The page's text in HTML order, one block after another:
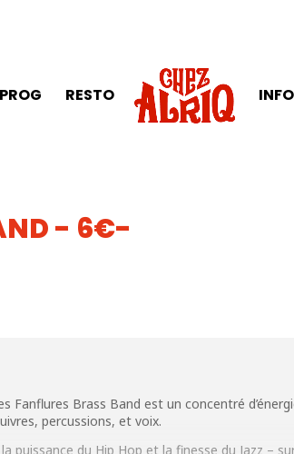
PROG RESTO INFO
- 6€-
Fanflures Brass Band est un concentré
percussions, et voix.
puissance du Hip Hop et la finesse du Jazz –